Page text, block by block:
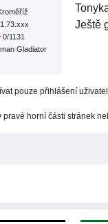
0/1131
Gladiator
Ještě
pouze přihlášení
pravé horní části stránek